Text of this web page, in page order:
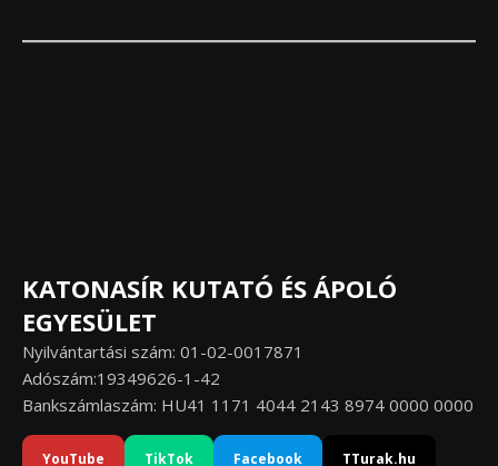
KATONASÍR KUTATÓ ÉS ÁPOLÓ
EGYESÜLET
Nyilvántartási szám: 01-02-0017871
Adószám:19349626-1-42
Bankszámlaszám: HU41 1171 4044 2143 8974 0000 0000
YouTube TikTok Facebook TTurak.hu